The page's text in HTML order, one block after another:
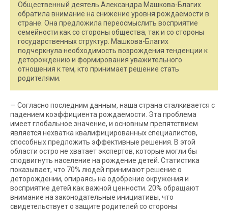
Общественный деятель Александра Машкова-Благих
обратила внимание на снижение уровня рождаемости в
стране. Она предложила переосмыслить восприятие
семейности как со стороны общества, так и со стороны
государственных структур. Машкова-Благих
подчеркнула необходимость возрождения тенденции к
деторождению и формирования уважительного
отношения к тем, кто принимает решение стать
родителями.
— Согласно последним данным, наша страна сталкивается с
падением коэффициента рождаемости. Эта проблема
имеет глобальное значение, и основным препятствием
является нехватка квалифицированных специалистов,
способных предложить эффективные решения. В этой
области остро не хватает экспертов, которые могли бы
сподвигнуть население на рождение детей. Статистика
показывает, что 70% людей принимают решение о
деторождении, опираясь на одобрение окружения и
восприятие детей как важной ценности. 20% обращают
внимание на законодательные инициативы, что
свидетельствует о защите родителей со стороны